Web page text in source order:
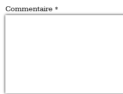
Commentaire *